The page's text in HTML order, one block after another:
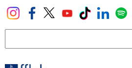
Pular
para
principal